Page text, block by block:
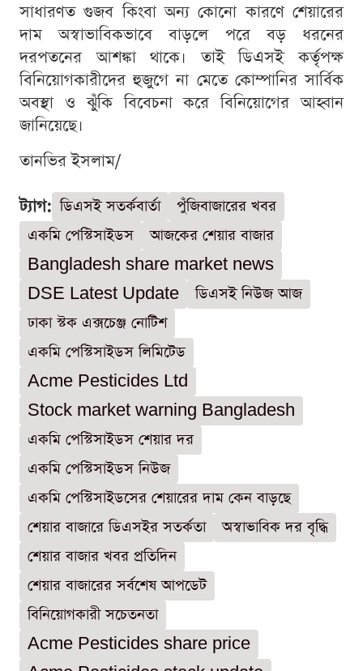
সাধারণত গুজব কিংবা অন্য কোনো কারণে শেয়ারের
দাম অস্বাভাবিকভাবে বাড়লে পরে বড় ধরনের
দরপতনের আশঙ্কা থাকে। তাই ডিএসই কর্তৃপক্ষ
বিনিয়োগকারীদের হুজুগে না মেতে কোম্পানির সার্বিক
অবস্থা ও ঝুঁকি বিবেচনা করে বিনিয়োগের আহ্বান
জানিয়েছে।
তানভির ইসলাম/
ট্যাগ: ডিএসই সতর্কবার্তা
পুঁজিবাজারের খবর
একমি পেস্টিসাইডস
আজকের শেয়ার বাজার
Bangladesh share market news
DSE Latest Update
ডিএসই নিউজ আজ
ঢাকা স্টক এক্সচেঞ্জ নোটিশ
একমি পেস্টিসাইডস লিমিটেড
Acme Pesticides Ltd
Stock market warning Bangladesh
একমি পেস্টিসাইডস শেয়ার দর
একমি পেস্টিসাইডস নিউজ
একমি পেস্টিসাইডসের শেয়ারের দাম কেন বাড়ছে
শেয়ার বাজারে ডিএসইর সতর্কতা
অস্বাভাবিক দর বৃদ্ধি
শেয়ার বাজার খবর প্রতিদিন
শেয়ার বাজারের সর্বশেষ আপডেট
বিনিয়োগকারী সচেতনতা
Acme Pesticides share price